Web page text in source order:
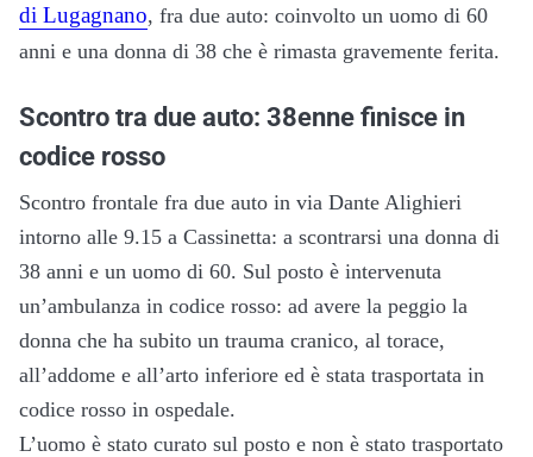
di Lugagnano, fra due auto: coinvolto un uomo di 60
anni e una donna di 38 che è rimasta gravemente ferita.
Scontro tra due auto: 38enne finisce in
codice rosso
Scontro frontale fra due auto in via Dante Alighieri
intorno alle 9.15 a Cassinetta: a scontrarsi una donna di
38 anni e un uomo di 60. Sul posto è intervenuta
un’ambulanza in codice rosso: ad avere la peggio la
donna che ha subito un trauma cranico, al torace,
all’addome e all’arto inferiore ed è stata trasportata in
codice rosso in ospedale.
L’uomo è stato curato sul posto e non è stato trasportato